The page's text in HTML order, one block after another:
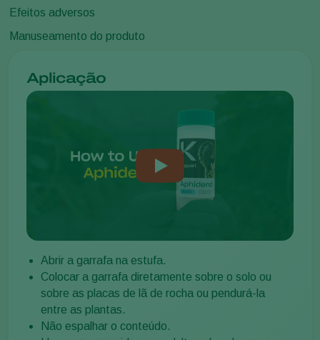
Efeitos adversos
Manuseamento do produto
Aplicação
Abrir a garrafa na estufa.
Colocar a garrafa diretamente sobre o solo ou
sobre as placas de lã de rocha ou pendurá-la
entre as plantas.
Não espalhar o conteúdo.